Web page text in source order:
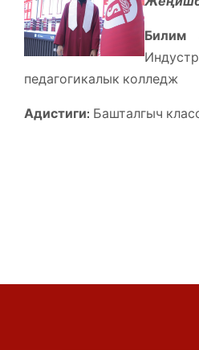
Билим
педагогикалык колледж
Адистиги: Башталгыч